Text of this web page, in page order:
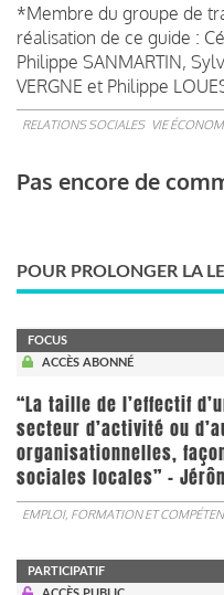
*Membre du groupe de
réalisation de ce guide :
Philippe SANMARTIN,
VERGNE et Philippe
RELATIONS SOCIALES VIE
Pas encore de
POUR PROLONGER LA
FOCUS
ACCÈS ABONNÉ
“La taille de l’effectif
secteur d’activité ou
organisationnelles,
sociales locales” -
EMPLOI, FORMATION ET
PARTICIPATIF